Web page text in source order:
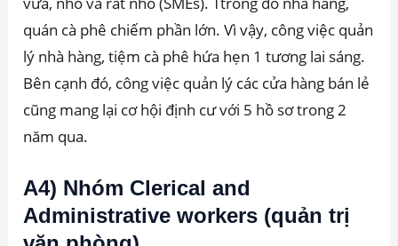
quán cà phê chiếm phần lớn. Vì vậy, công việc quản
lý nhà hàng, tiệm cà phê hứa hẹn 1 tương lai sáng.
Bên cạnh đó, công việc quản lý các cửa hàng bán lẻ
cũng mang lại cơ hội định cư với 5 hồ sơ trong 2
năm qua.
A4) Nhóm Clerical and
Administrative workers (quản trị